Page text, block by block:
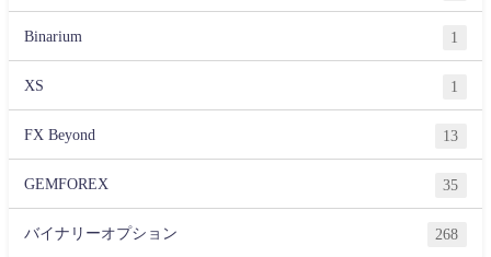
Binarium 1
XS 1
FX Beyond 13
GEMFOREX 35
バイナリーオプション 268